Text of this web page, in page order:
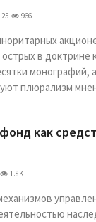
966
в доктрине
монографий,
плюрализм
как
1.8K